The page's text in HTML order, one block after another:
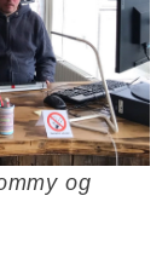
og